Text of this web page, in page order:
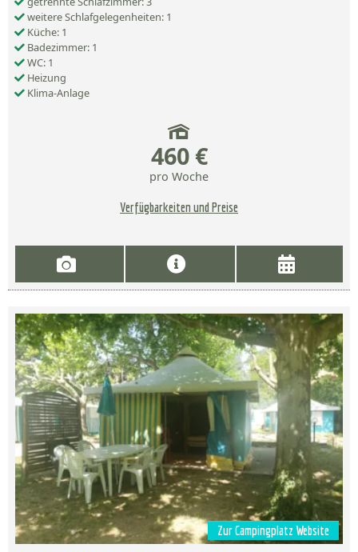
weitere Schlafgelegenheiten: 1
Küche: 1
Badezimmer: 1
WC: 1
Heizung
Klima-Anlage
460 €
pro Woche
Verfügbarkeiten und Preise
Zur Campingplatz Website